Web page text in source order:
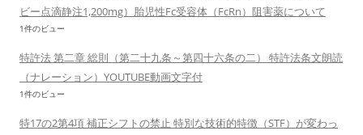
ビー点滴静注1,200mg）胎児性Fc受容体（FcRn）阻害薬について
1件のビュー
特許法 第二章 総則（第二十九条～第四十六条の二） 特許法条文朗読
（ナレーション）YOUTUBE動画文字付
1件のビュー
特17の2第4項 補正シフトの禁止 特別な技術的特徴（STF）が変わっ